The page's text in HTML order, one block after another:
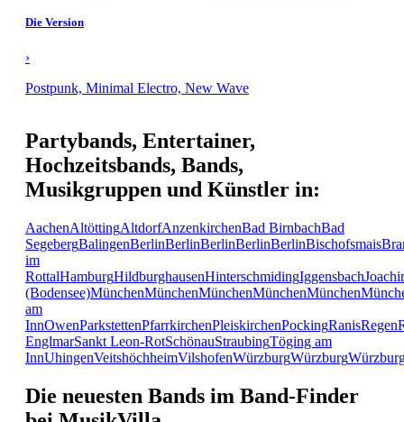
Die Version
›
Postpunk, Minimal Electro, New Wave
Partybands, Entertainer,
Hochzeitsbands, Bands,
Musikgruppen und Künstler in:
AachenAltöttingAltdorfAnzenkirchenBad BirnbachBad
SegebergBalingenBerlinBerlinBerlinBerlinBerlinBischofsmais
im
RottalHamburgHildburghausenHinterschmidingIggensbach
(Bodensee)MünchenMünchenMünchenMünchenMünchen
am
InnOwenParkstettenPfarrkirchenPleiskirchenPockingRanisRegen
EnglmarSankt Leon-RotSchönauStraubingTöging am
InnUhingenVeitshöchheimVilshofenWürzburgWürzburg
Die neuesten Bands im Band-Finder